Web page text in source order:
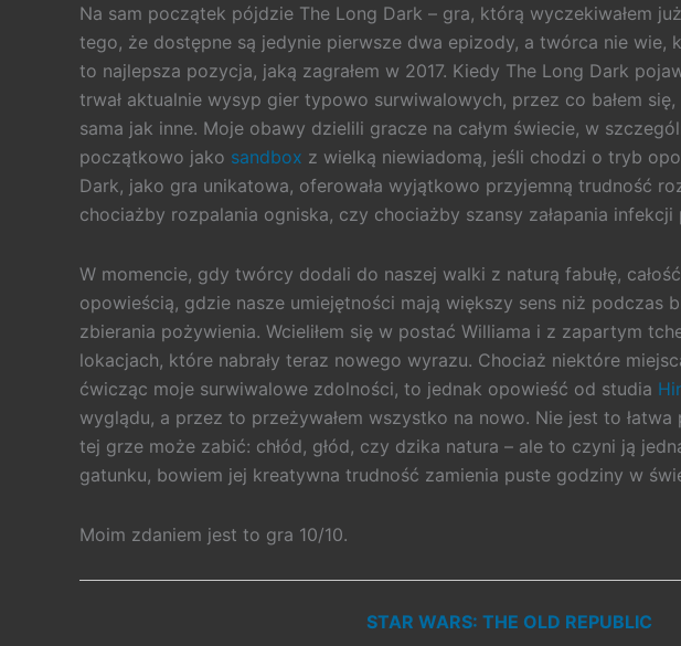
Na sam początek pójdzie The Long Dark – gra, którą wyczekiwałem
tego, że dostępne są jedynie pierwsze dwa epizody, a twórca nie wie,
to najlepsza pozycja, jaką zagrałem w 2017. Kiedy The Long Dark
trwał aktualnie wysyp gier typowo surwiwalowych, przez co bałem
sama jak inne. Moje obawy dzielili gracze na całym świecie, w
początkowo jako sandbox z wielką niewiadomą, jeśli chodzi o tryb
Dark, jako gra unikatowa, oferowała wyjątkowo przyjemną trudność
chociażby rozpalania ogniska, czy chociażby szansy załapania
W momencie, gdy twórcy dodali do naszej walki z naturą fabułę,
opowieścią, gdzie nasze umiejętności mają większy sens niż podczas
zbierania pożywienia. Wcieliłem się w postać Williama i z zapartym
lokacjach, które nabrały teraz nowego wyrazu. Chociaż niektóre
ćwicząc moje surwiwalowe zdolności, to jednak opowieść od studia
wyglądu, a przez to przeżywałem wszystko na nowo. Nie jest to
tej grze może zabić: chłód, głód, czy dzika natura – ale to czyni ją
gatunku, bowiem jej kreatywna trudność zamienia puste godziny w
Moim zdaniem jest to gra 10/10.
STAR WARS: THE OLD REPUBLIC